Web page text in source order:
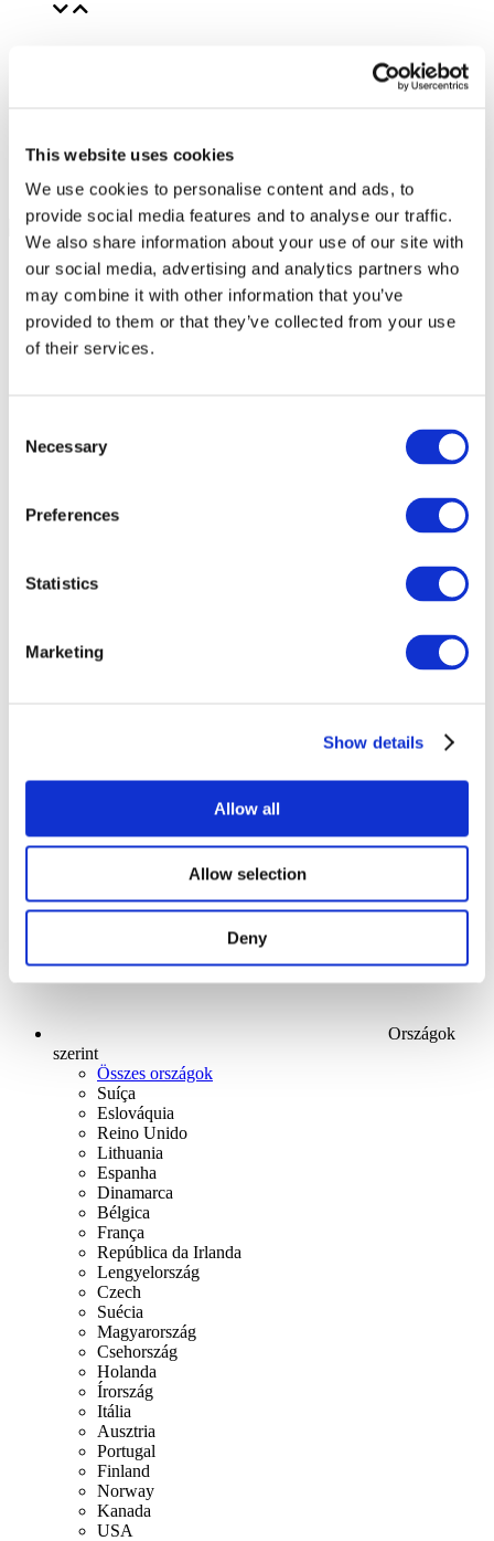
This website uses cookies
We use cookies to personalise content and ads, to
provide social media features and to analyse our traffic.
We also share information about your use of our site with
our social media, advertising and analytics partners who
may combine it with other information that you’ve
provided to them or that they’ve collected from your use
of their services.
Selection
Necessary
Preferences
Statistics
Marketing
Show details
Allow all
Allow selection
Deny
Összes
Concertos
Alkalmaz
Országok
szerint
Összes országok
Suíça
Eslováquia
Reino Unido
Lithuania
Espanha
Dinamarca
Bélgica
França
República da Irlanda
Lengyelország
Czech
Suécia
Magyarország
Csehország
Holanda
Írország
Itália
Ausztria
Portugal
Finland
Norway
Kanada
USA